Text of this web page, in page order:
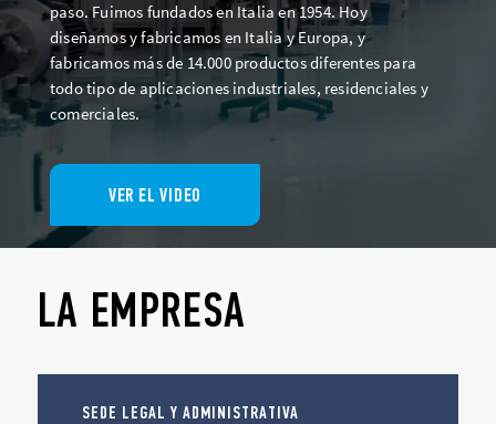
paso. Fuimos fundados en Italia en 1954. Hoy
diseñamos y fabricamos en Italia y Europa, y
fabricamos más de 14.000 productos diferentes para
todo tipo de aplicaciones industriales, residenciales y
comerciales.
VER EL VIDEO
LA EMPRESA
SEDE LEGAL Y ADMINISTRATIVA